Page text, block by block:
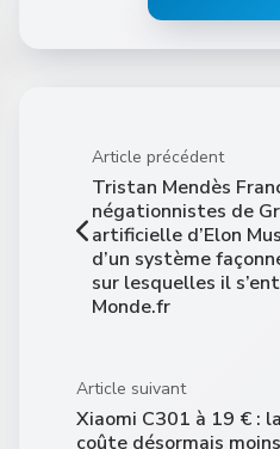
Article précédent
Tristan Mendès
négationnistes de
artificielle d’Elon
d’un système
sur lesquelles il
Monde.fr
Article suivant
Xiaomi C301 à 19 € :
coûte désormais